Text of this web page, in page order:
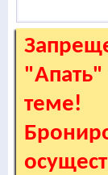
"Апать"
теме!